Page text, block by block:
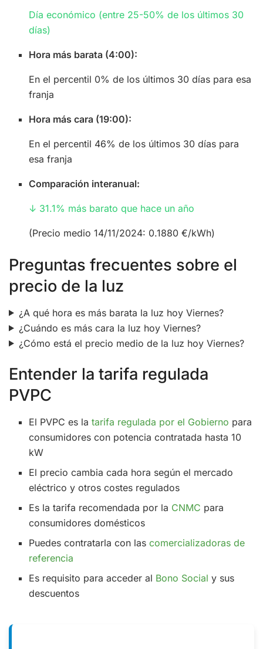
Día económico (entre 25-50% de los últimos 30
días)
Hora más barata (4:00):
En el percentil 0% de los últimos 30 días para esa
franja
Hora más cara (19:00):
En el percentil 46% de los últimos 30 días para
esa franja
Comparación interanual:
↓ 31.1% más barato que hace un año
(Precio medio 14/11/2024: 0.1880 €/kWh)
Preguntas frecuentes sobre el
precio de la luz
¿A qué hora es más barata la luz hoy Viernes?
¿Cuándo es más cara la luz hoy Viernes?
¿Cómo está el precio medio de la luz hoy Viernes?
Entender la tarifa regulada
PVPC
El PVPC es latarifa regulada por el Gobierno para
consumidores con potencia contratada hasta 10
kW
El precio cambia cada hora según el mercado
eléctrico y otros costes regulados
Es la tarifa recomendada por la CNMC para
consumidores domésticos
Puedes contratarla con lascomercializadoras de
referencia
Es requisito para acceder al Bono Social y sus
descuentos